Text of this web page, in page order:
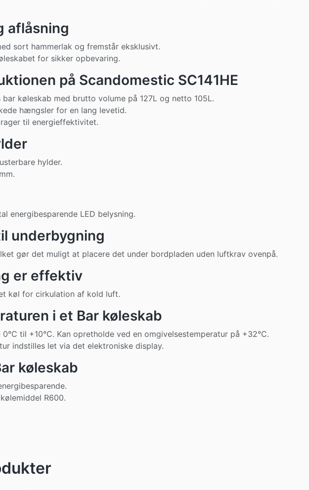
aflåsning
sort hammerlak og fremstår eksklusivt.
for sikker opbevaring.
på Scandomestic SC141HE
bar køleskab med brutto volume på 127L og netto 105L.
hængsler for en lang levetid.
til energieffektivitet.
hylder.
energibesparende LED belysning.
underbygning
gør det muligt at placere det under bordpladen uden luftkrav ovenpå.
er effektiv
køl for cirkulation af kold luft.
i et Bar køleskab
til +10°C. Kan opretholde ved en omgivelsestemperatur på +32°C.
indstilles let via det elektroniske display.
køleskab
R600.